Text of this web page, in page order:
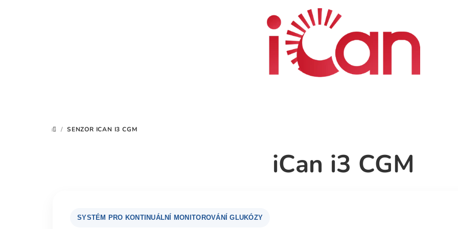
DOMŮ
/ SENZOR ICAN I3 CGM
iCan i3 CGM
SYSTÉM PRO KONTINUÁLNÍ MONITOROVÁNÍ GLUKÓZY